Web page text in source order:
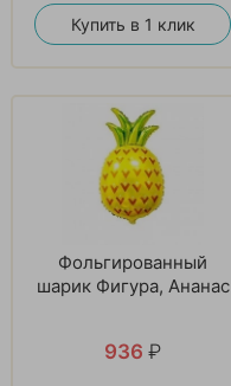
Купить в 1 клик
Фольгированный
шарик Фигура, Ананас
936 ₽